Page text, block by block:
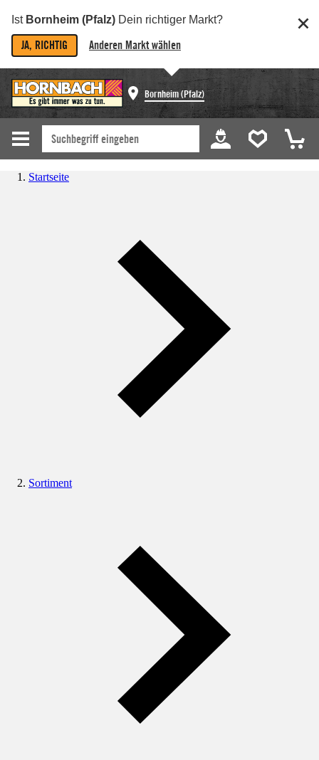
Ist Bornheim (Pfalz) Dein richtiger Markt?
JA, RICHTIG Anderen Markt wählen
Bornheim (Pfalz)
Startseite
Sortiment